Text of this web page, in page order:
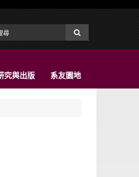
究與出版 系友園地